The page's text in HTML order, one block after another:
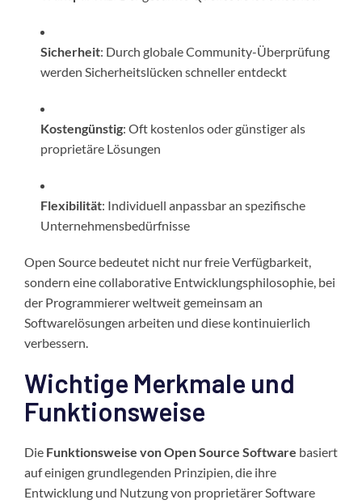
Sicherheit: Durch globale Community-Überprüfung
werden Sicherheitslücken schneller entdeckt
Kostengünstig: Oft kostenlos oder günstiger als
proprietäre Lösungen
Flexibilität: Individuell anpassbar an spezifische
Unternehmensbedürfnisse
Open Source bedeutet nicht nur freie Verfügbarkeit,
sondern eine collaborative Entwicklungsphilosophie, bei
der Programmierer weltweit gemeinsam an
Softwarelösungen arbeiten und diese kontinuierlich
verbessern.
Wichtige Merkmale und
Funktionsweise
Die Funktionsweise von Open Source Software basiert
auf einigen grundlegenden Prinzipien, die ihre
Entwicklung und Nutzung von proprietärer Software